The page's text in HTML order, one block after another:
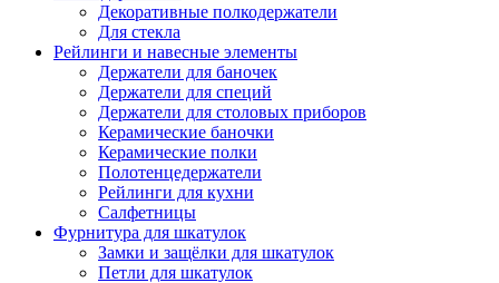
Декоративные полкодержатели
Для стекла
Рейлинги и навесные элементы
Держатели для баночек
Держатели для специй
Держатели для столовых приборов
Керамические баночки
Керамические полки
Полотенцедержатели
Рейлинги для кухни
Салфетницы
Фурнитура для шкатулок
Замки и защёлки для шкатулок
Петли для шкатулок